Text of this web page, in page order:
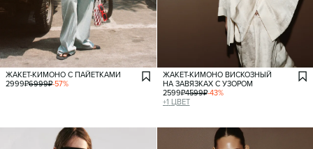
ЖАКЕТ-КИМОНО С ПАЙЕТКАМИ
2999₽6999₽-57%
ЖАКЕТ-КИМОНО ВИСКОЗНЫЙ
НА ЗАВЯЗКАХ С УЗОРОМ
2599₽4599₽-43%
+1 ЦВЕТ